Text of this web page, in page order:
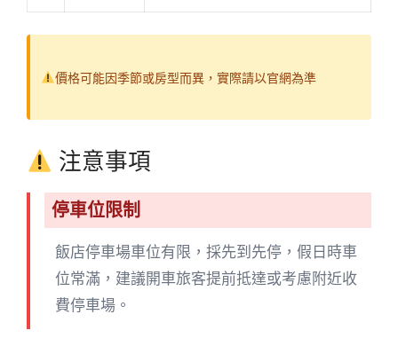
價格可能因季節或房型而異，實際請以官網為準
注意事項
停車位限制
飯店停車場車位有限，採先到先停，假日時車
位常滿，建議開車旅客提前抵達或考慮附近收
費停車場。